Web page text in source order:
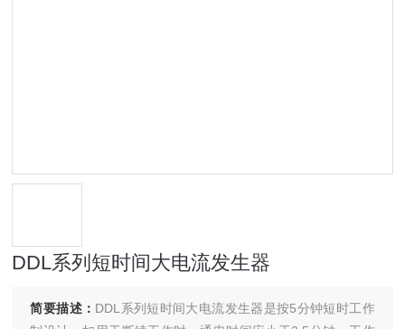
DDL系列短时间大电流发生器
简要描述： DDL系列短时间大电流发生器是按5分钟短时工作